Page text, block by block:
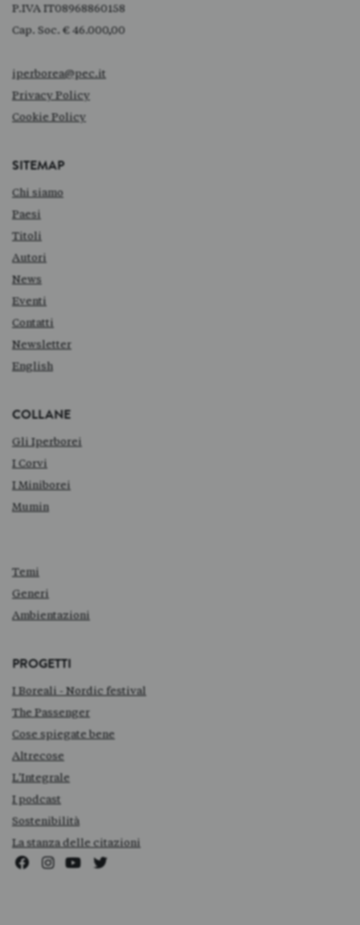
P.IVA IT08968860158
Cap. Soc. € 46.000,00
iperborea@pec.it
Privacy Policy
Cookie Policy
SITEMAP
Chi siamo
Paesi
Titoli
Autori
News
Eventi
Contatti
Newsletter
English
COLLANE
Gli Iperborei
I Corvi
I Miniborei
Mumin
Temi
Generi
Ambientazioni
PROGETTI
I Boreali - Nordic festival
The Passenger
Cose spiegate bene
Altrecose
L'Integrale
I podcast
Sostenibilità
La stanza delle citazioni